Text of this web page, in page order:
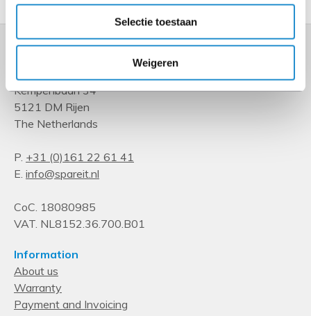
Selectie toestaan
Weigeren
Kempenbaan 34
5121 DM Rijen
The Netherlands
P. +31 (0)161 22 61 41
E. info@spareit.nl
CoC. 18080985
VAT. NL8152.36.700.B01
Information
About us
Warranty
Payment and Invoicing